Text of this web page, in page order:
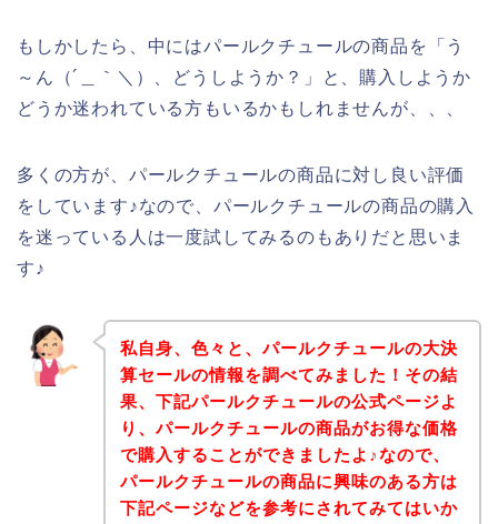
もしかしたら、中にはパールクチュールの商品を「う
～ん（´＿｀＼）、どうしようか？」と、購入しようか
どうか迷われている方もいるかもしれませんが、、、
多くの方が、パールクチュールの商品に対し良い評価
をしています♪なので、パールクチュールの商品の購入
を迷っている人は一度試してみるのもありだと思いま
す♪
私自身、色々と、パールクチュールの大決
算セールの情報を調べてみました！その結
果、下記パールクチュールの公式ページよ
り、パールクチュールの商品がお得な価格
で購入することができましたよ♪なので、
パールクチュールの商品に興味のある方は
下記ページなどを参考にされてみてはいか